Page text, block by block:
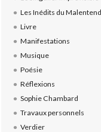
Les Inédits du
Livre
Manifestations
Musique
Poésie
Réflexions
Sophie Chambard
Travaux personnels
Verdier